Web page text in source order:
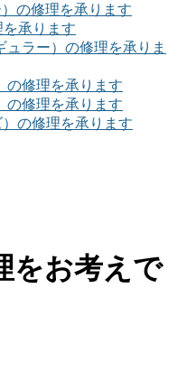
の修理を承ります
承ります
ュラー）の修理を承りま
の修理を承ります
の修理を承ります
の修理を承ります
をお考えで